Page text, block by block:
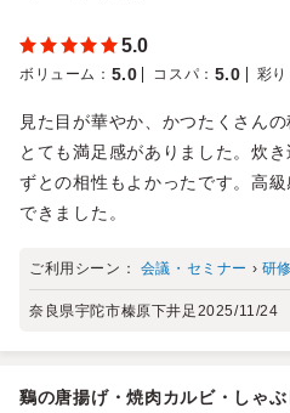
5.0
ボリューム ： 5.0 コスパ ： 5.0 彩り
見た目が華やか、かつたくさん
とても満足感がありました。炊
ずとの相性もよかったです。高
できました。
ご利用シーン： 会議・セミナー › 研修
奈良県宇陀市榛原下井足 2025/11/24
鷄の唐揚げ・焼肉カルビ・しゃ